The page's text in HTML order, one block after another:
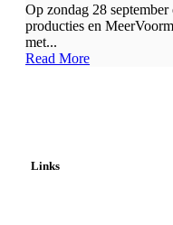
Op zondag 28
producties en
met...
Read More
Links